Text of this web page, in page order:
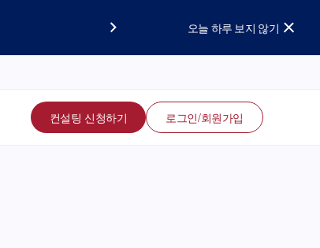
오늘 하루 보지 않기
컨설팅 신청하기 로그인/회원가입